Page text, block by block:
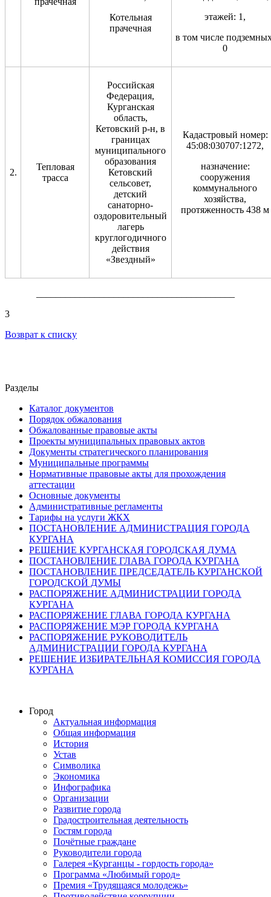
Котельная
прачечная
этажей: 1,
в том числе
0
2.
Тепловая
трасса
Российская
Федерация,
Курганская
область,
Кетовский р-н, в
границах
муниципального
образования
Кетовский
сельсовет,
детский
санаторно-
оздоровительный
лагерь
круглогодичного
действия
«Звездный»
Кадастровый номер:
45:08:030707:1272,
назначение:
сооружения
коммунального
хозяйства,
протяженность 438 м
3
Возврат к списку
Разделы
Каталог документов
Порядок обжалования
Обжалованные правовые акты
Проекты муниципальных правовых актов
Документы стратегического планирования
Муниципальные программы
Нормативные правовые акты для прохождения
аттестации
Основные документы
Административные регламенты
Тарифы на услуги ЖКХ
ПОСТАНОВЛЕНИЕ АДМИНИСТРАЦИЯ ГОРОДА
КУРГАНА
РЕШЕНИЕ КУРГАНСКАЯ ГОРОДСКАЯ ДУМА
ПОСТАНОВЛЕНИЕ ГЛАВА ГОРОДА КУРГАНА
ПОСТАНОВЛЕНИЕ ПРЕДСЕДАТЕЛЬ КУРГАНСКОЙ
ГОРОДСКОЙ ДУМЫ
РАСПОРЯЖЕНИЕ АДМИНИСТРАЦИИ ГОРОДА
КУРГАНА
РАСПОРЯЖЕНИЕ ГЛАВА ГОРОДА КУРГАНА
РАСПОРЯЖЕНИЕ МЭР ГОРОДА КУРГАНА
РАСПОРЯЖЕНИЕ РУКОВОДИТЕЛЬ
АДМИНИСТРАЦИИ ГОРОДА КУРГАНА
РЕШЕНИЕ ИЗБИРАТЕЛЬНАЯ КОМИССИЯ ГОРОДА
КУРГАНА
Город
Актуальная информация
Общая информация
История
Устав
Символика
Экономика
Инфографика
Организации
Развитие города
Градостроительная деятельность
Гостям города
Почётные граждане
Руководители города
Галерея «Курганцы - гордость города»
Программа «Любимый город»
Премия «Трудящаяся молодежь»